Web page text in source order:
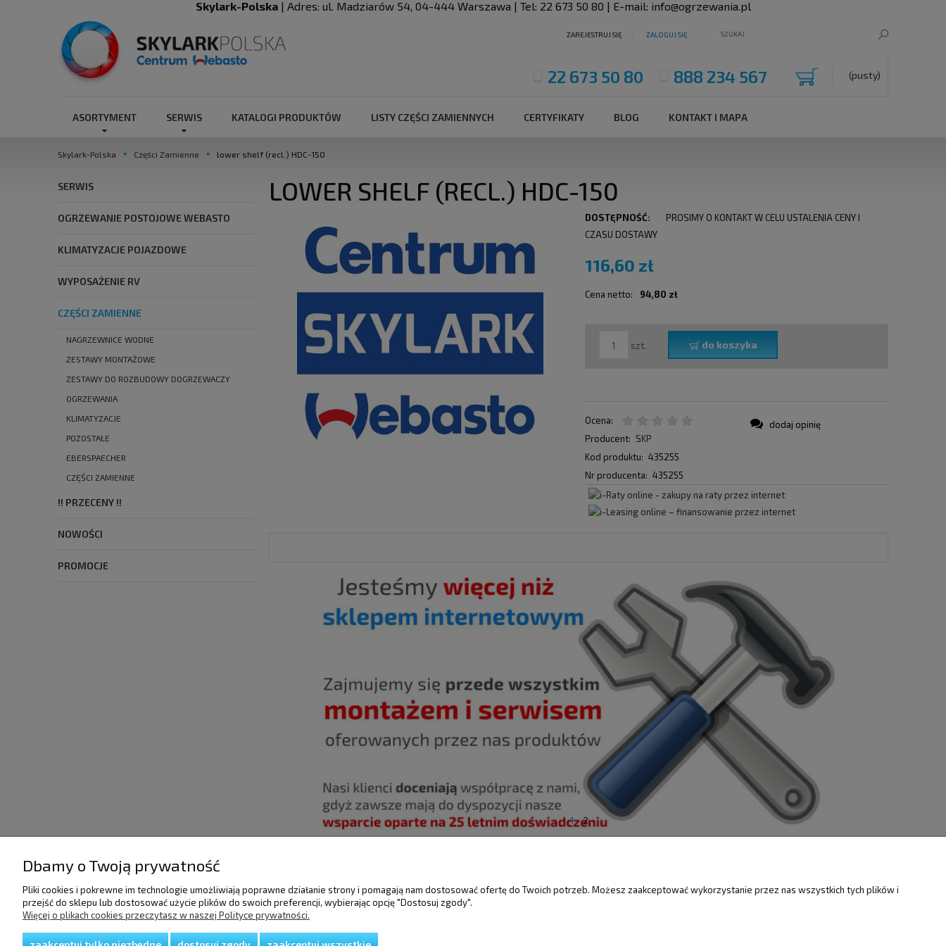
Skylark-Polska| Adres: ul. Madziarów 54, 04-444 Warszawa | Tel: 22 673 50 80 | E-mail: info@ogrzewania.pl
ZAREJESTRUJ SIĘ ZALOGUJ SIĘ
(pusty)
22 673 50 80 888 234 567
ASORTYMENT SERWIS KATALOGI PRODUKTÓW LISTY CZĘŚCI ZAMIENNYCH CERTYFIKATY BLOG KONTAKT I MAPA
Skylark-Polska Części Zamienne lower shelf (recl.) HDC-150
SERWIS
OGRZEWANIE POSTOJOWE WEBASTO
KLIMATYZACJE POJAZDOWE
WYPOSAŻENIE RV
CZĘŚCI ZAMIENNE
NAGRZEWNICE WODNE
ZESTAWY MONTAŻOWE
ZESTAWY DO ROZBUDOWY DOGRZEWACZY
OGRZEWANIA
KLIMATYZACJE
POZOSTAŁE
EBERSPAECHER
CZĘŚCI ZAMIENNE
!! PRZECENY !!
NOWOŚCI
PROMOCJE
LOWER SHELF (RECL.) HDC-150
DOSTĘPNOŚĆ:
PROSIMY O KONTAKT W CELU USTALENIA CENY I
CZASU DOSTAWY
116,60 zł
Cena netto: 94,80 zł
szt. do koszyka
Ocena:
Producent: SKP
Kod produktu: 435255
Nr producenta: 435255
dodaj opinię
1 2
POMOC
Regulamin
DOSTAWA I PŁATNOŚCI
Raty/Leasing
Koszty dostawy
MOJE KONTO GWARANCJA I ZWROTY O FIRMIE
Dbamy o Twoją prywatność
Pliki cookies i pokrewne im technologie umożliwiają poprawne działanie strony i pomagają nam dostosować ofertę do Twoich potrzeb. Możesz zaakceptować wykorzystanie przez nas wszystkich tych plików i
przejść do sklepu lub dostosować użycie plików do swoich preferencji, wybierając opcję "Dostosuj zgody".
Więcej o plikach cookies przeczytasz w naszej Polityce prywatności.